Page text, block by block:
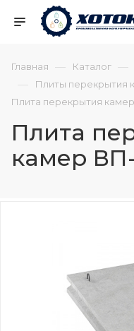
Главная — Каталог —
— Плиты перекрытия
Плита перекрытия
Плита
камер